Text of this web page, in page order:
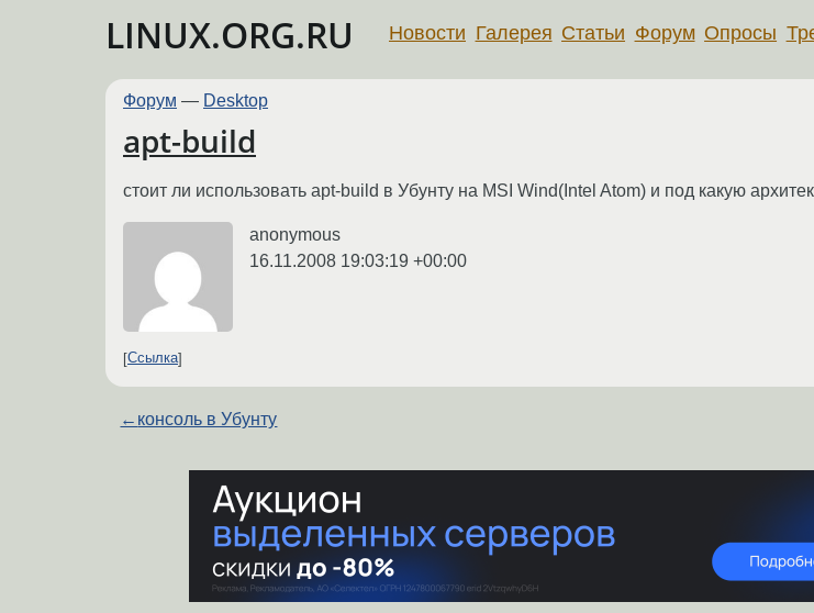
LINUX.ORG.RU Новости Галерея Статьи Форум Опросы
Форум — Desktop
apt-build
стоит ли использовать apt-build в Убунту на MSI Wind(Intel Atom) и под какую
anonymous
16.11.2008 19:03:19 +00:00
Ссылка
← консоль в Убунту